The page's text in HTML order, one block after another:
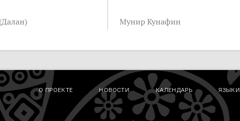
Мунир Кунафин
О ПРОЕКТЕ НОВОСТИ КАЛЕНДАРЬ ЯЗЫКИ